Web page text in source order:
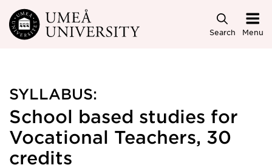
Skip to main content
Search Menu
SYLLABUS:
School based studies for
Vocational Teachers, 30
credits